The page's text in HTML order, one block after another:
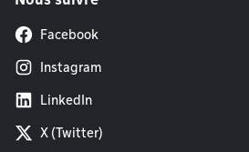
Facebook
Instagram
LinkedIn
X (Twitter)